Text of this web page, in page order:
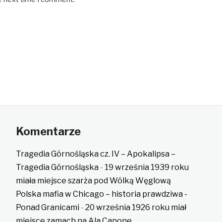
Komentarze
Tragedia Górnośląska cz. IV – Apokalipsa –
Tragedia Górnośląska - 19 września 1939 roku
miała miejsce szarża pod Wólką Węglową
Polska mafia w Chicago – historia prawdziwa -
Ponad Granicami -20 września 1926 roku miał